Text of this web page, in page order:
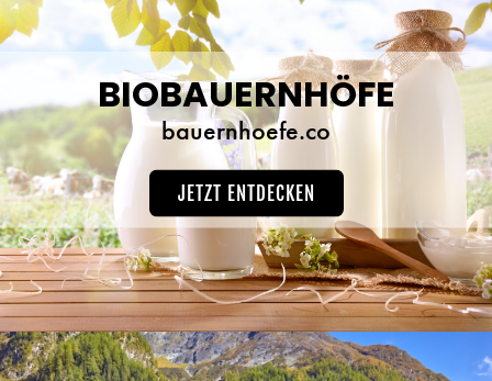
BIOBAUERNHÖFE
bauernhoefe.co
JETZT ENTDECKEN